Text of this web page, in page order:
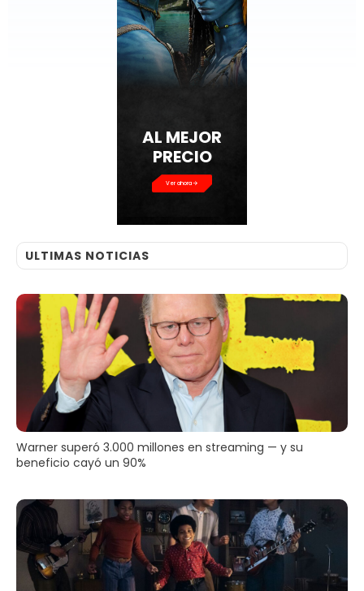
AL MEJOR
PRECIO
Ver ahora
ULTIMAS NOTICIAS
Warner superó 3.000 millones en streaming — y su
beneficio cayó un 90%